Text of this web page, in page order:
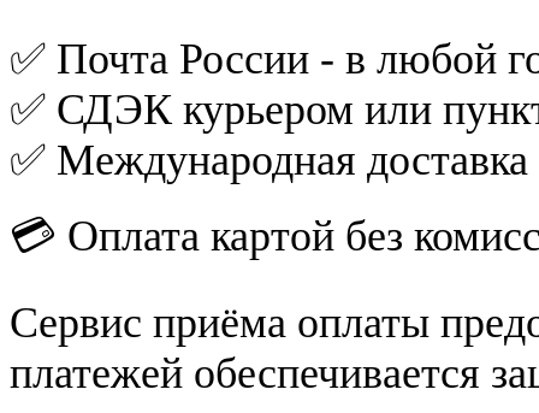
✅ Почта России - в любой
✅ СДЭК курьером или
✅ Международная
💳 Оплата картой без
Сервис приёма оплаты
платежей обеспечивается